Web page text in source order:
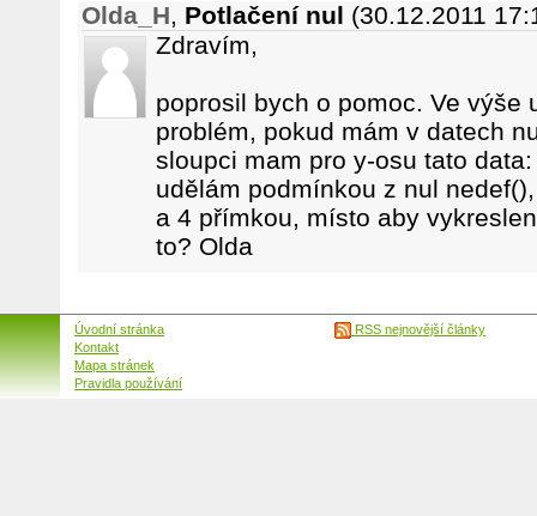
Olda_H, Potlačení nul (30.12.2011
Zdravím,
poprosil bych o pomoc. Ve výše
problém, pokud mám v datech
sloupci mam pro y-osu tato
udělám podmínkou z nul
a 4 přímkou, místo aby
to? Olda
Úvodní stránka
Kontakt
Mapa stránek
Pravidla používání
RSS nejnovější články